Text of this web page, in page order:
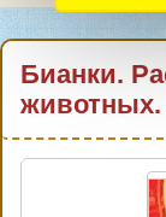
Бианки.
животных.